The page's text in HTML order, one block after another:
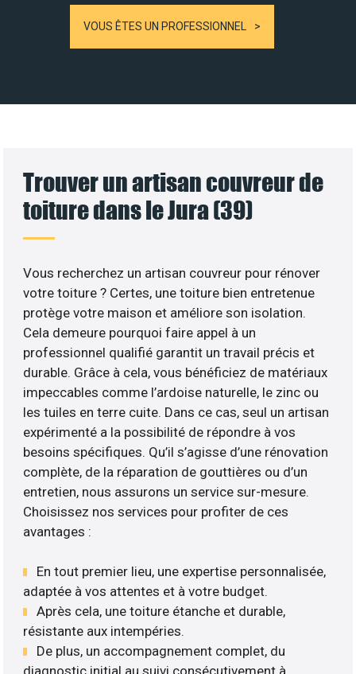
VOUS ÊTES UN PROFESSIONNEL
Trouver un artisan couvreur de
toiture dans le Jura (39)
Vous recherchez un artisan couvreur pour rénover
votre toiture ? Certes, une toiture bien entretenue
protège votre maison et améliore son isolation.
Cela demeure pourquoi faire appel à un
professionnel qualifié garantit un travail précis et
durable. Grâce à cela, vous bénéficiez de matériaux
impeccables comme l’ardoise naturelle, le zinc ou
les tuiles en terre cuite. Dans ce cas, seul un artisan
expérimenté a la possibilité de répondre à vos
besoins spécifiques. Qu’il s’agisse d’une rénovation
complète, de la réparation de gouttières ou d’un
entretien, nous assurons un service sur-mesure.
Choisissez nos services pour profiter de ces
avantages :
En tout premier lieu, une expertise personnalisée,
adaptée à vos attentes et à votre budget.
Après cela, une toiture étanche et durable,
résistante aux intempéries.
De plus, un accompagnement complet, du